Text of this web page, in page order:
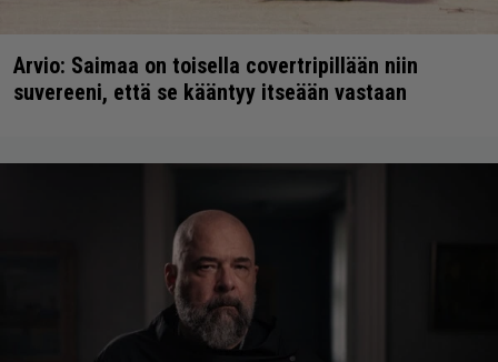
Arvio: Saimaa on toisella covertripillään niin
suvereeni, että se kääntyy itseään vastaan